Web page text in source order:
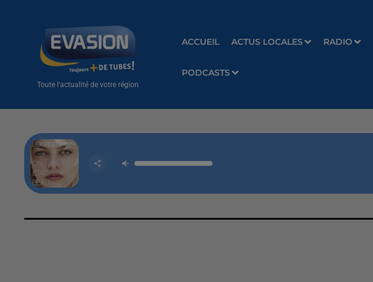
Toute l'actualité de votre région
ACCUEIL ACTUS LOCALES RADIO
PODCASTS